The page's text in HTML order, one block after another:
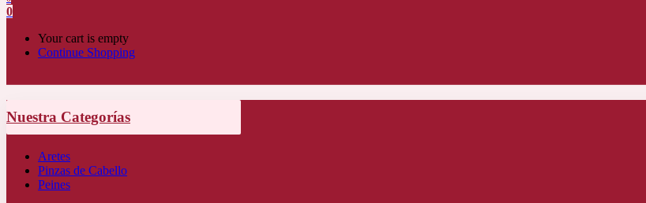
0
Your cart is empty
Continue Shopping
Nuestra Categorías
Aretes
Pinzas de Cabello
Peines